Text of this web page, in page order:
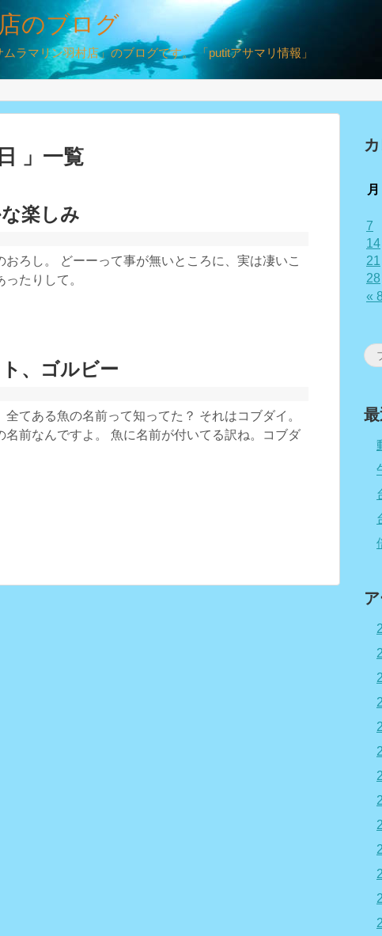
のブログ
ラマリン羽村店」のブログです。 「putitアサマリ情報」
」一覧
楽しみ
おろし。 どーーって事が無いところに、実は凄いこ
たりして。
、ゴルビー
全てある魚の名前って知ってた？ それはコブダイ。
名前なんですよ。 魚に名前が付いてる訳ね。コブダ
月
«
7
14
21
28